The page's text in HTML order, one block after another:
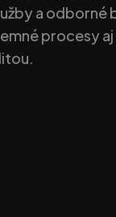
a odborné
procesy